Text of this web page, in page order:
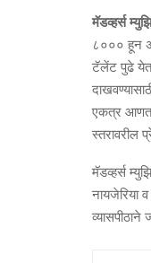
मॅडव्‍हर्स
८००० हून
टॅलेंट पुढे येत
एकत्र आणत
स्‍तरावरील
मॅडव्‍हर्स
नायजेरिया